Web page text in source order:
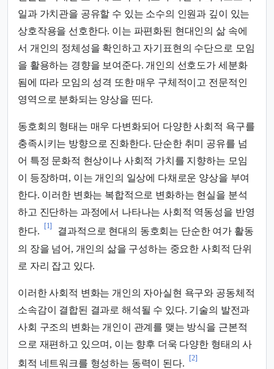
일과 가치관을 공유할 수 있는 소수의 인원과 깊이 있는
상호작용을 선호한다. 이는 파편화된 현대인의 삶 속에
서 개인의 정체성을 확인하고 자기표현의 수단으로 모임
을 활용하는 경향을 보여준다. 개인의 선호도가 세분화
됨에 따라 모임의 성격 또한 매우 구체적이고 전문적인
영역으로 분화되는 양상을 띤다.
동호회의 형태는 매우 다변화되어 다양한 사회적 욕구를
충족시키는 방향으로 진화한다. 단순한 취미 공유를 넘
어 특정 문화적 현상이나 사회적 가치를 지향하는 모임
이 등장하며, 이는 개인의 일상에 다채로운 양상을 부여
한다. 이러한 변화는 복합적으로 변화하는 현실을 분석
하고 진단하는 과정에서 나타나는 사회적 역동성을 반영
한다.
[1]
결과적으로 현대의 동호회는 단순한 여가 활동
의 장을 넘어, 개인의 삶을 구성하는 중요한 사회적 단위
로 자리 잡고 있다.
이러한 사회적 변화는 개인의 자아실현 욕구와 공동체적
소속감이 결합된 결과로 해석될 수 있다. 기술의 발전과
사회 구조의 변화는 개인이 관계를 맺는 방식을 근본적
으로 재편하고 있으며, 이는 향후 더욱 다양한 형태의 사
회적 네트워크를 형성하는 동력이 된다.
[2]